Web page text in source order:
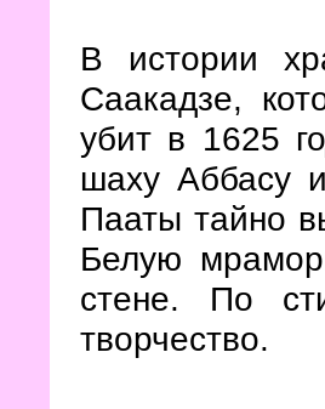
В истории
Саакадзе,
убит в 1625
шаху Аббасу
Пааты тайно
Белую
стене. По
творчество.